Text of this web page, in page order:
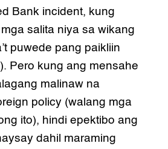
Bank incident, kung
salita niya sa wikang
puwede pang paikliin
Pero kung ang mensahe
malinaw na
policy (walang mga
ito), hindi epektibo ang
dahil maraming